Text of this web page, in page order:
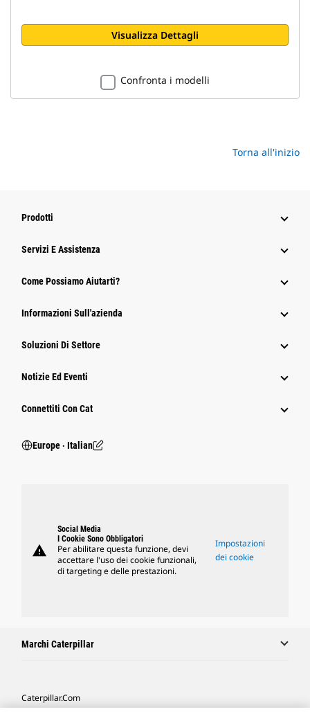
Visualizza Dettagli
Confronta i modelli
Torna all'inizio
Prodotti
Servizi E Assistenza
Come Possiamo Aiutarti?
Informazioni Sull'azienda
Soluzioni Di Settore
Notizie Ed Eventi
Connettiti Con Cat
Europe ‧ Italian
warning
Social Media
I Cookie Sono Obbligatori
Per abilitare questa funzione, devi
accettare l'uso dei cookie funzionali,
di targeting e delle prestazioni.
Impostazioni
dei cookie
Marchi Caterpillar
Caterpillar.com